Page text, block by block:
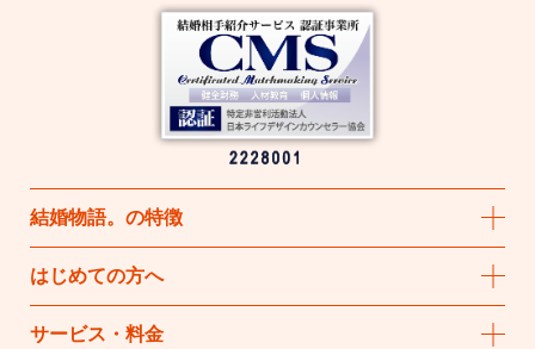
結婚物語。 の特徴
はじめての方へ
サービス・料金